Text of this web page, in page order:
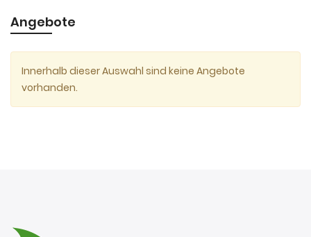
Angebote
Innerhalb dieser Auswahl sind keine Angebote
vorhanden.